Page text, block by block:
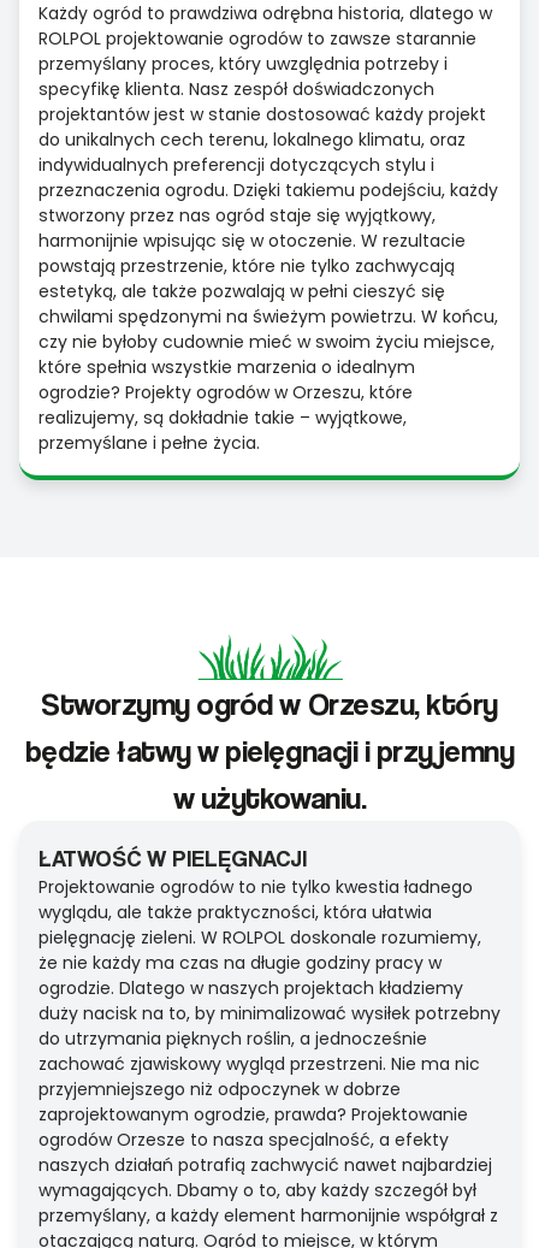
Każdy ogród to prawdziwa odrębna historia, dlatego w
ROLPOL projektowanie ogrodów to zawsze starannie
przemyślany proces, który uwzględnia potrzeby i
specyfikę klienta. Nasz zespół doświadczonych
projektantów jest w stanie dostosować każdy projekt
do unikalnych cech terenu, lokalnego klimatu, oraz
indywidualnych preferencji dotyczących stylu i
przeznaczenia ogrodu. Dzięki takiemu podejściu, każdy
stworzony przez nas ogród staje się wyjątkowy,
harmonijnie wpisując się w otoczenie. W rezultacie
powstają przestrzenie, które nie tylko zachwycają
estetyką, ale także pozwalają w pełni cieszyć się
chwilami spędzonymi na świeżym powietrzu. W końcu,
czy nie byłoby cudownie mieć w swoim życiu miejsce,
które spełnia wszystkie marzenia o idealnym
ogrodzie? Projekty ogrodów w Orzeszu, które
realizujemy, są dokładnie takie – wyjątkowe,
przemyślane i pełne życia.
Stworzymy ogród w Orzeszu, który
będzie łatwy w pielęgnacji i przyjemny
w użytkowaniu.
ŁATWOŚĆ W PIELĘGNACJI
Projektowanie ogrodów to nie tylko kwestia ładnego
wyglądu, ale także praktyczności, która ułatwia
pielęgnację zieleni. W ROLPOL doskonale rozumiemy,
że nie każdy ma czas na długie godziny pracy w
ogrodzie. Dlatego w naszych projektach kładziemy
duży nacisk na to, by minimalizować wysiłek potrzebny
do utrzymania pięknych roślin, a jednocześnie
zachować zjawiskowy wygląd przestrzeni. Nie ma nic
przyjemniejszego niż odpoczynek w dobrze
zaprojektowanym ogrodzie, prawda? Projektowanie
ogrodów Orzesze to nasza specjalność, a efekty
naszych działań potrafią zachwycić nawet najbardziej
wymagających. Dbamy o to, aby każdy szczegół był
przemyślany, a każdy element harmonijnie współgrał z
otaczającą naturą. Ogród to miejsce, w którym